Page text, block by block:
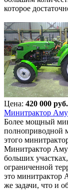
которое
Цена: 420 000 руб.
Минитрактор
Более мощный
полноприводной
этого
Минитрактор
больших
ограниченной
это минитрактор
же задачи, что и